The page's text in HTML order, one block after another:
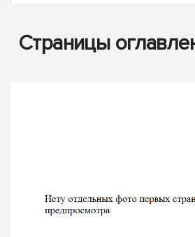
Страницы